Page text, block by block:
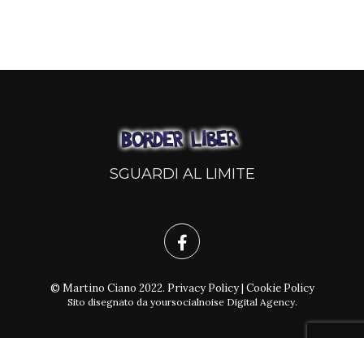
SGUARDI AL LIMITE
© Martino Ciano 2022. Privacy Policy| Cookie Policy
Sito disegnato da yoursocialnoise Digital Agency.